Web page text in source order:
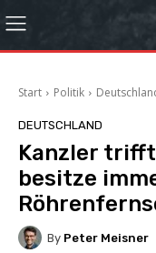
Start Politik
DEUTSCHLAND
Kanzler
besitze
By Peter Meisner